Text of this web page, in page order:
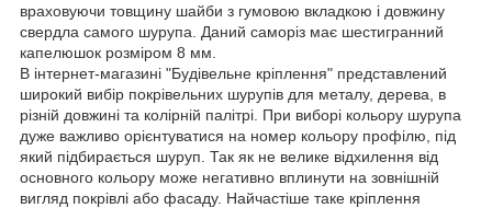
враховуючи товщину шайби з гумовою вкладкою і довжину
свердла самого шурупа. Даний саморіз має шестигранний
капелюшок розміром 8 мм.
В інтернет-магазині "Будівельне кріплення" представлений
широкий вибір покрівельних шурупів для металу, дерева, в
різній довжині та колірній палітрі. При виборі кольору шурупа
дуже важливо орієнтуватися на номер кольору профілю, під
який підбирається шуруп. Так як не велике відхилення від
основного кольору може негативно вплинути на зовнішній
вигляд покрівлі або фасаду. Найчастіше таке кріплення